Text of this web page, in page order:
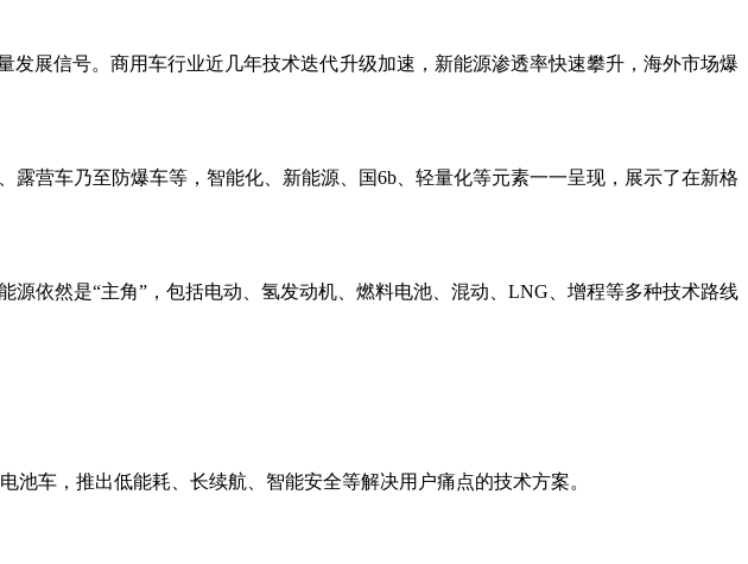
展信号。商用车行业近几年技术迭代升级加速，新能源渗透率快速攀升，海外市场爆
营车乃至防爆车等，智能化、新能源、国6b、轻量化等元素一一呈现，展示了在新格
依然是“主角”，包括电动、氢发动机、燃料电池、混动、LNG、增程等多种技术路线
车，推出低能耗、长续航、智能安全等解决用户痛点的技术方案。